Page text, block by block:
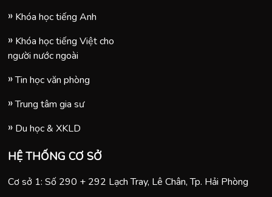
Khóa học tiếng Anh
Khóa học tiếng Việt cho
người nước ngoài
Tin học văn phòng
Trung tâm gia sư
Du học & XKLD
HỆ THỐNG CƠ SỞ
Cơ sở 1: Số 290 + 292 Lạch Tray, Lê Chân, Tp. Hải Phòng